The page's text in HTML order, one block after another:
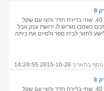
אלישע הוא בטלן בן 40, שחי בדירת חדר וחצי עם שקל
כשסבו מוריש לו ירושת ענק,אבל
לחזור לבית ספר ולסיים את כיתה
נוסף בתאריך 2015-10-26 14:20:55
אלישע הוא בטלן בן 40, שחי בדירת חדר וחצי עם שקל